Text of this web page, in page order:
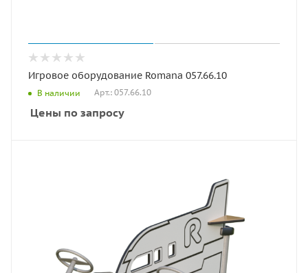
Игровое оборудование Romana 057.66.10
В наличии Арт.: 057.66.10
Цены по запросу